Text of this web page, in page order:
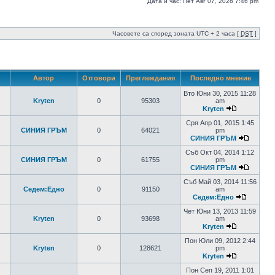
Часовете са според зоната UTC + 2 часа [ DST ]
Автор Отговори Преглеждания Последно мнение
Kryten 0 95303
Вто Юни 30, 2015 11:28
am
Kryten
СИНИЯ ГРЪМ 0 64021
Сря Апр 01, 2015 1:45
pm
СИНИЯ ГРЪМ
СИНИЯ ГРЪМ 0 61755
Съб Окт 04, 2014 1:12
pm
СИНИЯ ГРЪМ
Седем:Едно 0 91150
Съб Май 03, 2014 11:56
am
Седем:Едно
Kryten 0 93698
Чет Юни 13, 2013 11:59
am
Kryten
Kryten 0 128621
Пон Юли 09, 2012 2:44
pm
Kryten
Пон Сеп 19, 2011 1:01